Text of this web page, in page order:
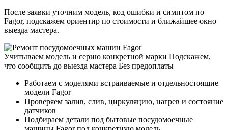
После заявки уточним модель, код ошибки и симптом по
Fagor, подскажем ориентир по стоимости и ближайшее окно
выезда мастера.
Учитываем модель и серию конкретной марки Подскажем,
что сообщить до выезда мастера Без предоплаты
Работаем с моделями встраиваемые и отдельностоящие
модели Fagor
Проверяем залив, слив, циркуляцию, нагрев и состояние
датчиков
Подбираем детали под бытовые посудомоечные